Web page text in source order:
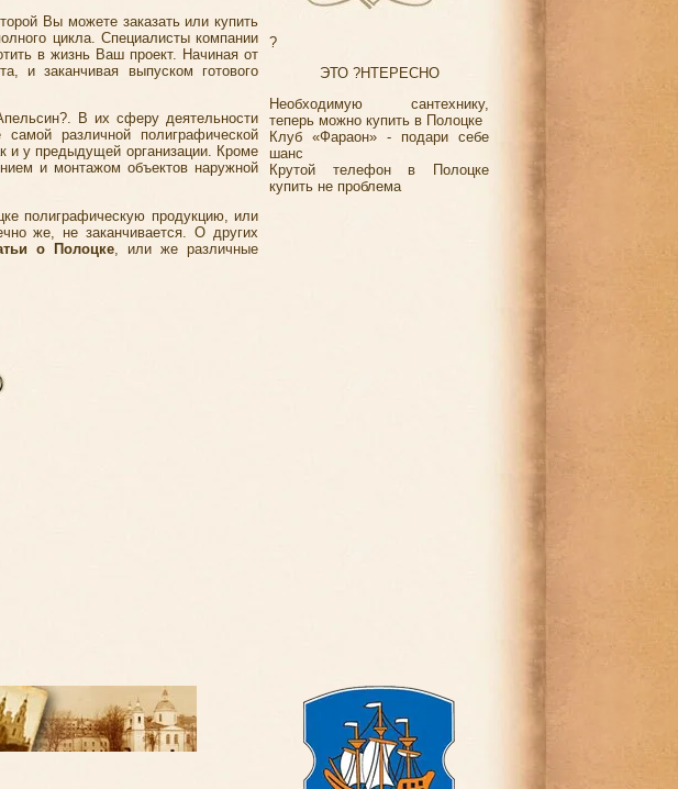
Вы можете заказать или купить
цикла. Специалисты компании
в жизнь Ваш проект. Начиная от
и заканчивая выпуском готового
В их сферу деятельности
различной полиграфической
и у предыдущей организации. Кроме
и монтажом объектов наружной
полиграфическую продукцию, или
же, не заканчивается. О других
о Полоцке , или же различные
?
ЭТО ?НТЕРЕСНО
Необходимую сантехнику,
теперь можно купить в Полоцке
Клуб «Фараон» - подари себе
шанс
Крутой телефон в Полоцке
купить не проблема